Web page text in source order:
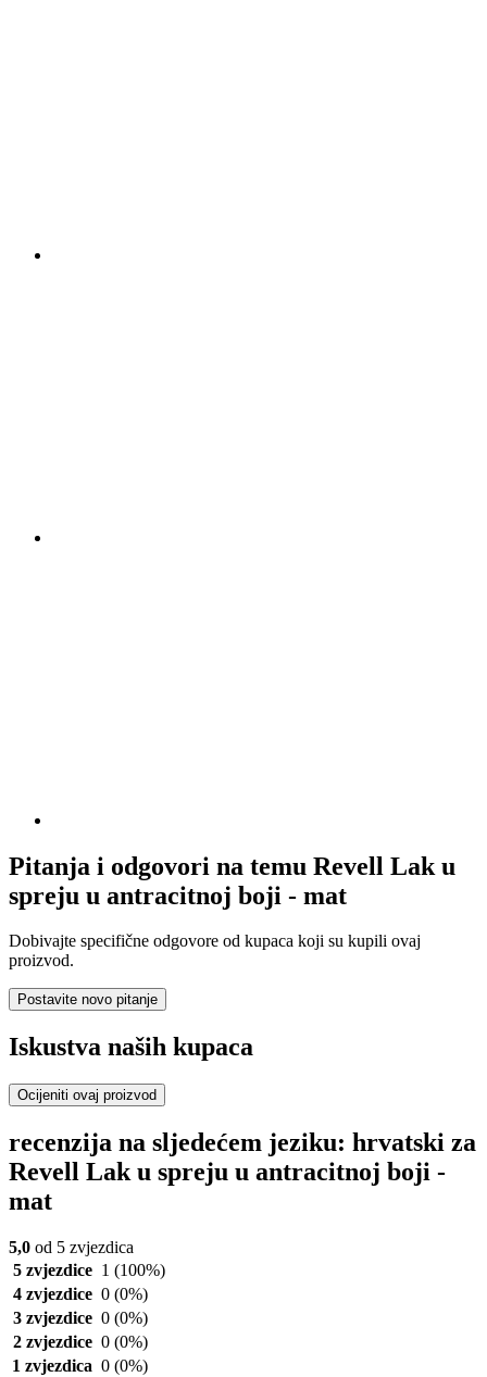
Pitanja i odgovori na temu Revell Lak u
spreju u antracitnoj boji - mat
Dobivajte specifične odgovore od kupaca koji su kupili ovaj
proizvod.
Postavite novo pitanje
Iskustva naših kupaca
Ocijeniti ovaj proizvod
recenzija na sljedećem jeziku: hrvatski za
Revell Lak u spreju u antracitnoj boji -
mat
5,0 od 5 zvjezdica
5 zvjezdice 1 (100%)
4 zvjezdice 0 (0%)
3 zvjezdice 0 (0%)
2 zvjezdice 0 (0%)
1 zvjezdica 0 (0%)